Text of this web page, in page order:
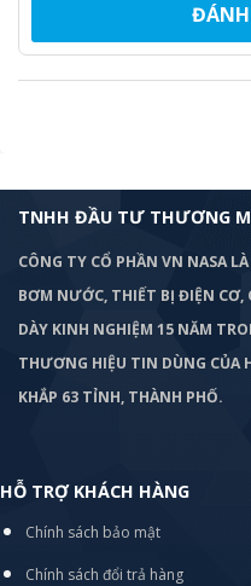
TNHH ĐẦU TƯ THƯƠNG
CÔNG TY CỔ PHẦN VN NASA
BƠM NƯỚC, THIẾT BỊ ĐIỆN CƠ,
DÀY KINH NGHIỆM 15 NĂM
THƯƠNG HIỆU TIN DÙNG CỦA
KHẮP 63 TỈNH, THÀNH PHỐ.
HỖ TRỢ KHÁCH HÀNG
Chính sách bảo mật
Chính sách đổi trả hàng